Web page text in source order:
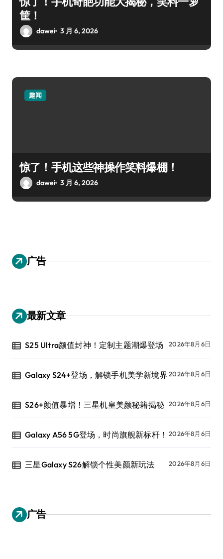
筐！
dawei 3 月 6, 2026
趣闻
惊了！手机这些神操作笑料爆棚！
dawei 3 月 6, 2026
广告
最新文章
S25 Ultra颜值封神！定制主题潮爆登场 2026年8月6日
Galaxy S24+登场，解锁手机美学新境界2026年8月6日
S26+颜值暴增！三星机皇美颜秘籍揭秘 2026年8月6日
Galaxy A56 5G登场，时尚旗舰新标杆！ 2026年8月6日
三星Galaxy S26解锁个性美颜新玩法 2026年8月6日
广告